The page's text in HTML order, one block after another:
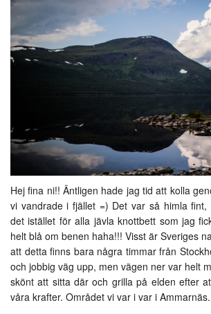
Hej fina ni!! Äntligen hade jag tid att kolla
vi vandrade i fjället =) Det var så himla fint,
det istället för alla jävla knottbett som jag
helt blå om benen haha!!! Visst är Sveriges
att detta finns bara några timmar från
och jobbig väg upp, men vägen ner var helt
skönt att sitta där och grilla på elden efter
våra krafter. Området vi var i var i Ammarnäs.